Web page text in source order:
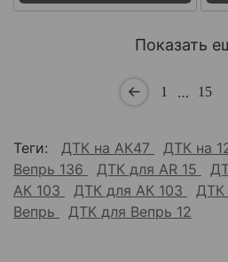
Показать
1 … 15
Теги: ДТК на АК47 ДТК на
Вепрь 136
ДТК для AR 15
АК 103
ДТК для АК 103 ДТК
Вепрь
ДТК для Вепрь 12